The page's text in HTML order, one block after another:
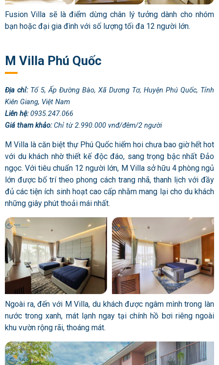
Fusion Villa sẽ là điểm dừng chân lý tưởng dành cho nhóm
bạn hoặc đại gia đình với số lượng tối đa 12 người lớn.
M Villa Phú Quốc
Địa chỉ: Tổ 5, Ấp Đường Bào, Xã Dương Tơ, Huyện Phú Quốc, Tỉnh
Kiên Giang, Việt Nam
Liên hệ:0935.247.066
Giá tham khảo:Chỉ từ 2.990.000 vnđ/đêm/2 người
M Villa là căn biệt thự Phú Quốc hiếm hoi chưa bao giờ hết hot
với du khách nhờ thiết kế độc đáo, sang trọng bậc nhất Đảo
ngọc. Với tiêu chuẩn 12 người lớn, M Villa sở hữu 4 phòng ngủ
lớn được bố trí theo phong cách trang nhã, thanh lịch với đầy
đủ các tiện ích sinh hoạt cao cấp nhằm mang lại cho du khách
những giây phút thoải mái nhất.
Ngoài ra, đến với M Villa, du khách được ngâm mình trong làn
nước trong xanh, mát lạnh ngay tại chính hồ bơi riêng ngoài
khu vườn rộng rãi, thoáng mát.